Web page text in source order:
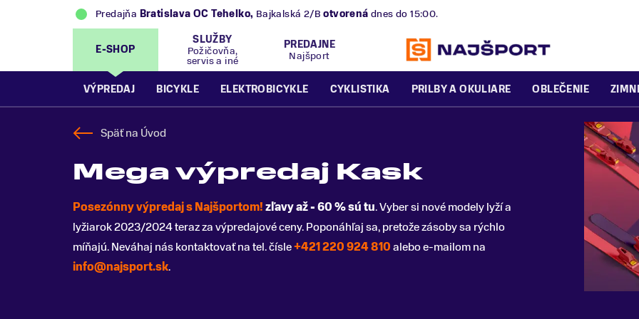
Predajňa Bratislava OC Tehelko, Bajkalská 2/B otvorená dnes do 15:00.
E-SHOP
SLUŽBY
Požičovňa,
servis a iné
PREDAJNE
Najšport
VÝPREDAJ BICYKLE ELEKTROBICYKLE CYKLISTIKA PRILBY A OKULIARE OBLEČENIE
Späť na Úvod
Mega výpredaj Kask
Posezónny výpredaj s Najšportom!zľavy až - 60 % sú tu. Vyber si nové modely lyží a
lyžiarok 2023/2024 teraz za výpredajové ceny. Poponáhľaj sa, pretože zásoby sa rýchlo
míňajú. Neváhaj nás kontaktovať na tel. čísle+421 220 924 810alebo e-mailom na
info@najsport.sk.